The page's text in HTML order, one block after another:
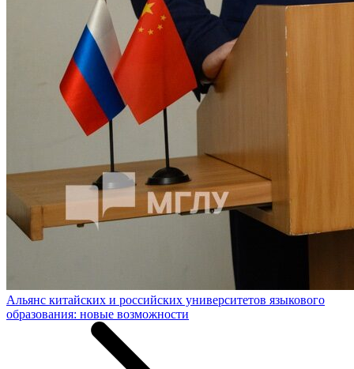
Альянс китайских и российских университетов языкового
образования: новые возможности